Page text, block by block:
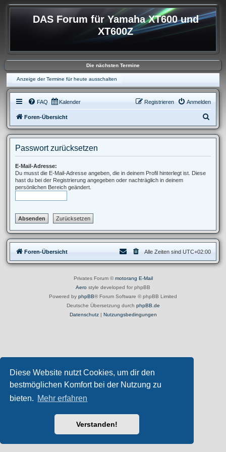
Diese Website nutzt Cookies, um dir den
bestmöglichen Komfort bei der Nutzung zu
bieten. Mehr erfahren
Verstanden!
DAS Forum für Yamaha XT600 und
XT600Z
Die nächsten Termine
Anzeige der Termine für heute ausschalten
FAQ Kalender Anmelden
Registrieren
Foren-Übersicht
u
Passwort zurücksetzen
E-Mail-Adresse:
Du musst die E-Mail-Adresse angeben, die in deinem Profil hinterlegt ist. Diese
hast du bei der Registrierung angegeben oder nachträglich in deinem
persönlichen Bereich geändert.
Foren-Übersicht Alle Zeiten sind UTC+02:00
Privates Forum ©motorang E-Mail
Aero style developed for phpBB
Powered by phpBB® Forum Software © phpBB Limited
Deutsche Übersetzung durch phpBB.de
Datenschutz| Nutzungsbedingungen